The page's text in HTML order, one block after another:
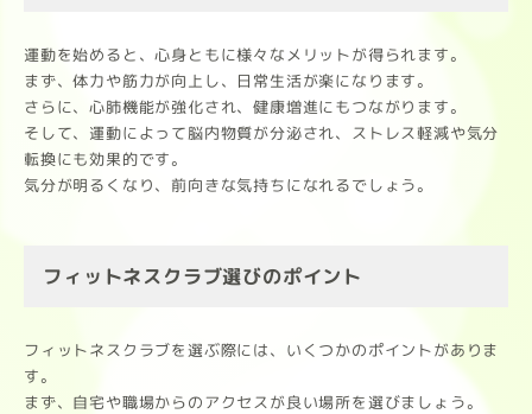
運動を始めると、心身ともに様々なメリットが得られます。
まず、体力や筋力が向上し、日常生活が楽になります。
さらに、心肺機能が強化され、健康増進にもつながります。
そして、運動によって脳内物質が分泌され、ストレス軽減や気分
転換にも効果的です。
気分が明るくなり、前向きな気持ちになれるでしょう。
フィットネスクラブ選びのポイント
フィットネスクラブを選ぶ際には、いくつかのポイントがありま
す。
まず、自宅や職場からのアクセスが良い場所を選びましょう。